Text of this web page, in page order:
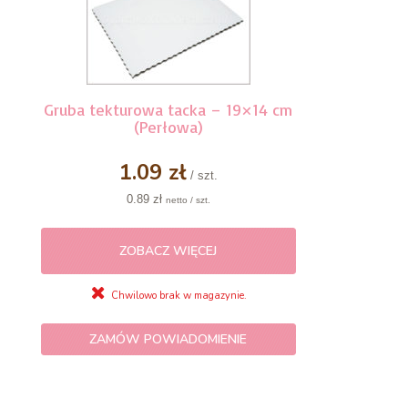
Gruba tekturowa tacka – 19×14 cm
(Perłowa)
1.09 zł/ szt.
0.89 zł netto / szt.
ZOBACZ WIĘCEJ
Chwilowo brak w magazynie.
ZAMÓW POWIADOMIENIE